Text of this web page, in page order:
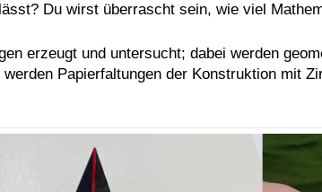
Du wirst überrascht sein, wie viel
erzeugt und untersucht; dabei werden
Papierfaltungen der Konstruktion mit